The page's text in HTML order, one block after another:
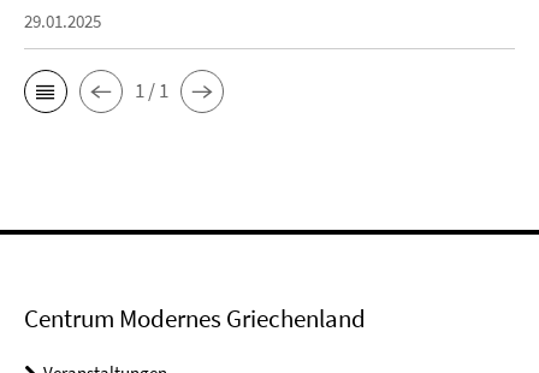
29.01.2025
1 / 1
Centrum Modernes Griechenland